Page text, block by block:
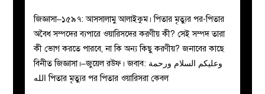
জিজ্ঞাসা–১৫৯৭: আসসালামু আলাইকুম। পিতার মৃত্যুর পর-পিতার
অবৈধ সম্পদের ব্যপারে ওয়ারিসদের করণীয় কী? সেই সম্পদ তারা
কী ভোগ করতে পারবে, না কি অন্য কিছু করণীয়? জনাবের কাছে
বিনীত জিজ্ঞাসা।–জুয়েল রউফ। জবাব: وعليكم السلام ورحمة
الله পিতার মৃত্যুর পর পিতার ওয়ারিসরা কেবল